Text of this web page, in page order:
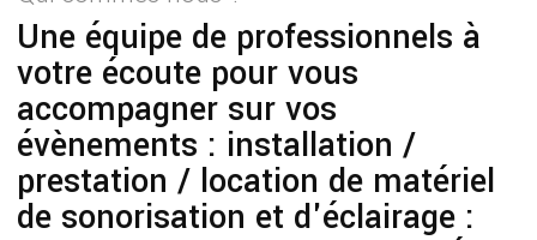
Une équipe de professionnels à
votre écoute pour vous
accompagner sur vos
évènements : installation /
prestation / location de matériel
de sonorisation et d'éclairage :